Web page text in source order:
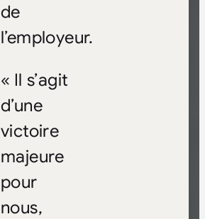
de
l’employeur.
« Il s’agit
d’une
victoire
majeure
pour
nous,